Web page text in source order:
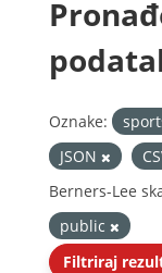
Oznake:
JSON
Berners-Lee
public
Filtriraj